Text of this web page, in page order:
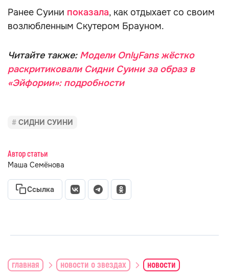
Ранее Суини показала, как отдыхает со своим
возлюбленным Скутером Брауном.
Читайте также: Модели OnlyFans жёстко
раскритиковали Сидни Суини за образ в
«Эйфории»: подробности
СИДНИ СУИНИ
Автор статьи
Маша Семёнова
Ссылка
главная новости о звездах новости